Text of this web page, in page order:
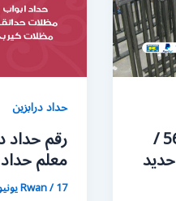
رقم حداد درابزين الدعية / 56585569 /
حداد درابزين
معلم
Rwan/17 يونيو، 2021